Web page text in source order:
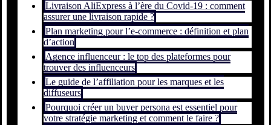
Livraison AliExpress à l’ère du Covid-19 : comment
assurer une livraison rapide ?
Plan marketing pour l’e-commerce : définition et plan
d’action
Agence influenceur : le top des plateformes pour
trouver des influenceurs
Le guide de l’affiliation pour les marques et les
diffuseurs
Pourquoi créer un buyer persona est essentiel pour
votre stratégie marketing et comment le faire ?